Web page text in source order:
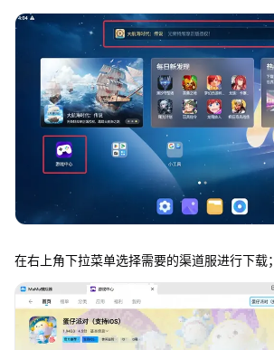
在右上角下拉菜单选择需要的渠道服进行下载；